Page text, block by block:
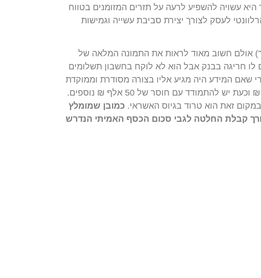
בדיוק תעזור, יתרה מכך היא עשויה להשפיע לרעה על תזרים המזומנים בטווח
לעסק לצורך יצירת סביבת עשייה וגמישות
אולם חשוב מאוד לראות את התמונה המלאה של
הכוונה היא שאם הבעלים עומל ומשיג 200 אלף ₪ שסוגרים לו חריגה בבנק אבל הוא לא לוקח בחשבון תשלומים
לספקים / למוסדות בסך 50 אלף ש"ח נוספים הרי שאם המידע היה מגיע אליו בצורה מסודרת וממוקדת
הרי הוא בהשיגו 250 אלף ₪ הוא פתר נקודתית את הבעיה, בניגוד למצב שבו השיג 200 אלף ₪ וכעת יש להתמודד עם חוסר של 50 אלף ₪ נוספים.
זאת הוא טרוד בגיוס האשראי. כמובן שמומלץ
קבלת החלטה לגבי סכום הכסף האמיתי הנדרש